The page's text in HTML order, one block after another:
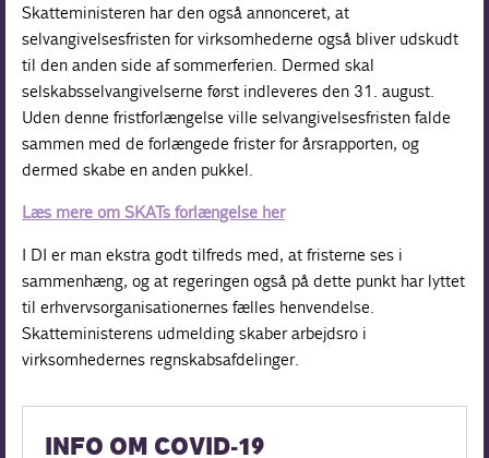
Skatteministeren har den også annonceret, at
selvangivelsesfristen for virksomhederne også bliver udskudt
til den anden side af sommerferien. Dermed skal
selskabsselvangivelserne først indleveres den 31. august.
Uden denne fristforlængelse ville selvangivelsesfristen falde
sammen med de forlængede frister for årsrapporten, og
dermed skabe en anden pukkel.
Læs mere om SKATs forlængelse her
I DI er man ekstra godt tilfreds med, at fristerne ses i
sammenhæng, og at regeringen også på dette punkt har lyttet
til erhvervsorganisationernes fælles henvendelse.
Skatteministerens udmelding skaber arbejdsro i
virksomhedernes regnskabsafdelinger.
INFO OM COVID-19